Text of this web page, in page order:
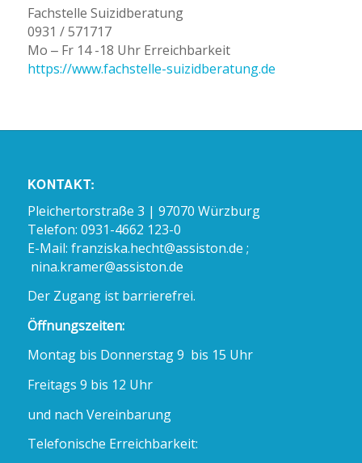
Fachstelle Suizidberatung
0931 / 571717
Mo – Fr 14 -18 Uhr Erreichbarkeit
https://www.fachstelle-suizidberatung.de
KONTAKT:
Pleichertorstraße 3 | 97070 Würzburg
Telefon: 0931-4662 123-0
E-Mail: franziska.hecht@assiston.de ;
nina.kramer@assiston.de
Der Zugang ist barrierefrei.
Öffnungszeiten:
Montag bis Donnerstag 9 bis 15 Uhr
Freitags 9 bis 12 Uhr
und nach Vereinbarung
Telefonische Erreichbarkeit: